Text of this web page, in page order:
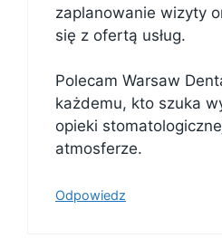
zaplanowanie wizyty
się z ofertą usług.
Polecam Warsaw
każdemu, kto szuka
opieki
atmosferze.
Odpowiedz